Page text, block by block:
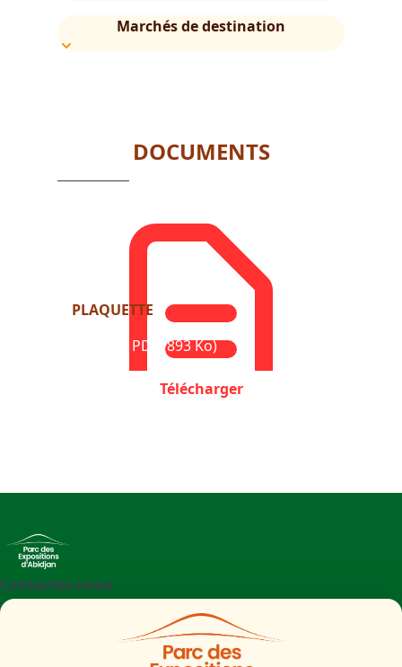
Marchés de destination
DOCUMENTS
PLAQUETTE
Format : PDF (893 Ko)
Télécharger
Contactez-nous
Parc des Expositions d'Abidjan - Boulevard de l'aéroport